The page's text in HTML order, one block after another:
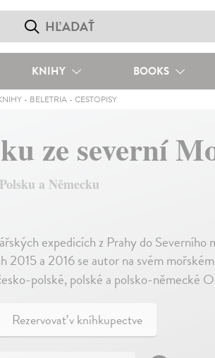
KNIHY BOOKS
- BELETRIA- CESTOPISY
ze severní
a Německu
expedicích z Prahy do
2015 a 2016 se autor na svém
polské, polské a polsko-německé
Rezervovať v kníhkupectve